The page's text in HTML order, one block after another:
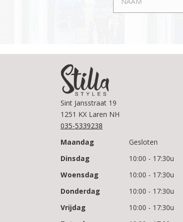
Sint Jansstraat 19
1251 KX Laren NH
035-5339238
Maandag
Gesloten
Dinsdag
10:00 - 17:30u
Woensdag
10:00 - 17:30u
Donderdag
10:00 - 17:30u
Vrijdag
10:00 - 17:30u